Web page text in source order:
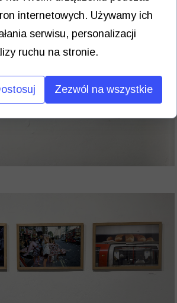
internetowych. Używamy ich
serwisu, personalizacji
ruchu na stronie.
Zezwól na wszystkie